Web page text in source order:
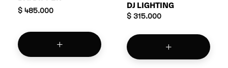
$ 485.000
DJ LIGHTING
$ 315.000